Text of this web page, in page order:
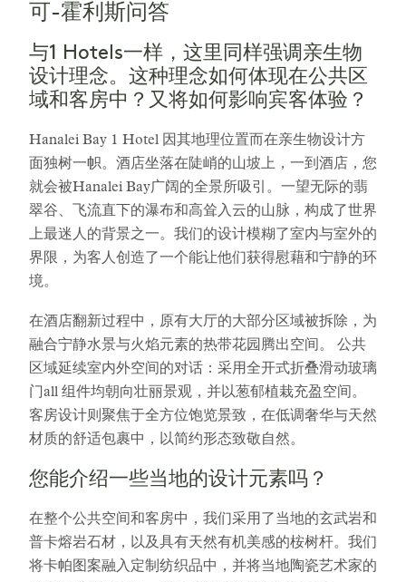
可-霍利斯问答
与1 Hotels一样，这里同样强调亲生物
设计理念。这种理念如何体现在公共区
域和客房中？又将如何影响宾客体验？
Hanalei Bay 1 Hotel 因其地理位置而在亲生物设计方
面独树一帜。酒店坐落在陡峭的山坡上，一到酒店，您
就会被Hanalei Bay广阔的全景所吸引。一望无际的翡
翠谷、飞流直下的瀑布和高耸入云的山脉，构成了世界
上最迷人的背景之一。我们的设计模糊了室内与室外的
界限，为客人创造了一个能让他们获得慰藉和宁静的环
境。
在酒店翻新过程中，原有大厅的大部分区域被拆除，为
融合宁静水景与火焰元素的热带花园腾出空间。 公共
区域延续室内外空间的对话：采用全开式折叠滑动玻璃
门all 组件均朝向壮丽景观，并以葱郁植栽充盈空间。
客房设计则聚焦于全方位饱览景致，在低调奢华与天然
材质的舒适包裹中，以简约形态致敬自然。
您能介绍一些当地的设计元素吗？
在整个公共空间和客房中，我们采用了当地的玄武岩和
普卡熔岩石材，以及具有天然有机美感的桉树杆。我们
将卡帕图案融入定制纺织品中，并将当地陶瓷艺术家的